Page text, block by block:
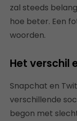
zal steeds
hoe beter. Een
woorden.
Het verschil
Snapchat en
verschillende
begon met